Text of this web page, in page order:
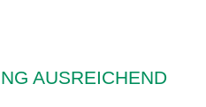
AUSREICHEND